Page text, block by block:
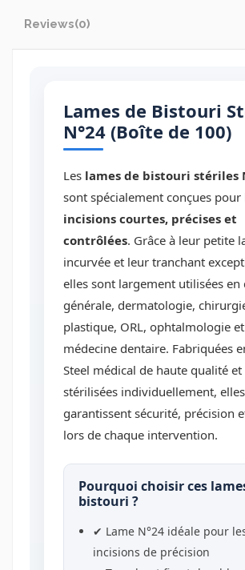
Reviews(0)
Lames de Bistouri
N°24 (Boîte de 100)
Les lames de bistouri stériles
sont spécialement conçues pour
incisions courtes, précises et
contrôlées. Grâce à leur petite
incurvée et leur tranchant
elles sont largement utilisées
générale, dermatologie,
plastique, ORL, ophtalmologie et
médecine dentaire. Fabriquées
Steel médical de haute qualité et
stérilisées individuellement, elles
garantissent sécurité, précision
lors de chaque intervention.
Pourquoi choisir ces
bistouri ?
✔ Lame N°24 idéale pour
incisions de précision